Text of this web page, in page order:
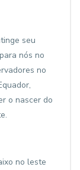
seu
nós no
no
o nascer do
no leste